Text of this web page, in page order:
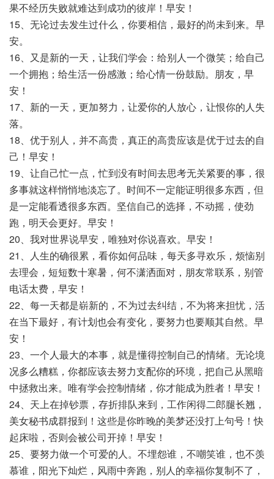
果不经历失败就难达到成功的彼岸！早安！
15、无论过去发生过什么，你要相信，最好的尚未到来。早
安。
16、又是新的一天，让我们学会：给别人一个微笑；给自己
一个拥抱；给生活一份感激；给心情一份鼓励。朋友，早
安！
17、新的一天，更加努力，让爱你的人放心，让恨你的人失
落。
18、优于别人，并不高贵，真正的高贵应该是优于过去的自
己！早安！
19、让自己忙一点，忙到没有时间去思考无关紧要的事，很
多事就这样悄悄地淡忘了。时间不一定能证明很多东西，但
是一定能看透很多东西。坚信自己的选择，不动摇，使劲
跑，明天会更好。早安！
20、我对世界说早安，唯独对你说喜欢。早安！
21、人生的确很累，看你如何品味，每天多寻欢乐，烦恼别
去理会，短短数十寒暑，何不潇洒面对，朋友常联系，别管
电话太费，早安！
22、每一天都是崭新的，不为过去纠结，不为将来担忧，活
在当下最好，有计划也会有变化，要努力也要顺其自然。早
安！
23、一个人最大的本事，就是懂得控制自己的情绪。无论境
况多么糟糕，你都应该去努力支配你的环境，把自己从黑暗
中拯救出来。唯有学会控制情绪，你才能成为胜者！早安！
24、天上在掉钞票，存折排队来到，工作闲得二郎腿长翘，
美女秘书成群报到！这些是你昨晚的美梦还没打上句号！快
起床啦，否则会被公司开掉！早安！
25、要努力做一个可爱的人。不埋怨谁，不嘲笑谁，也不羡
慕谁，阳光下灿烂，风雨中奔跑，别人的幸福你复制不了，